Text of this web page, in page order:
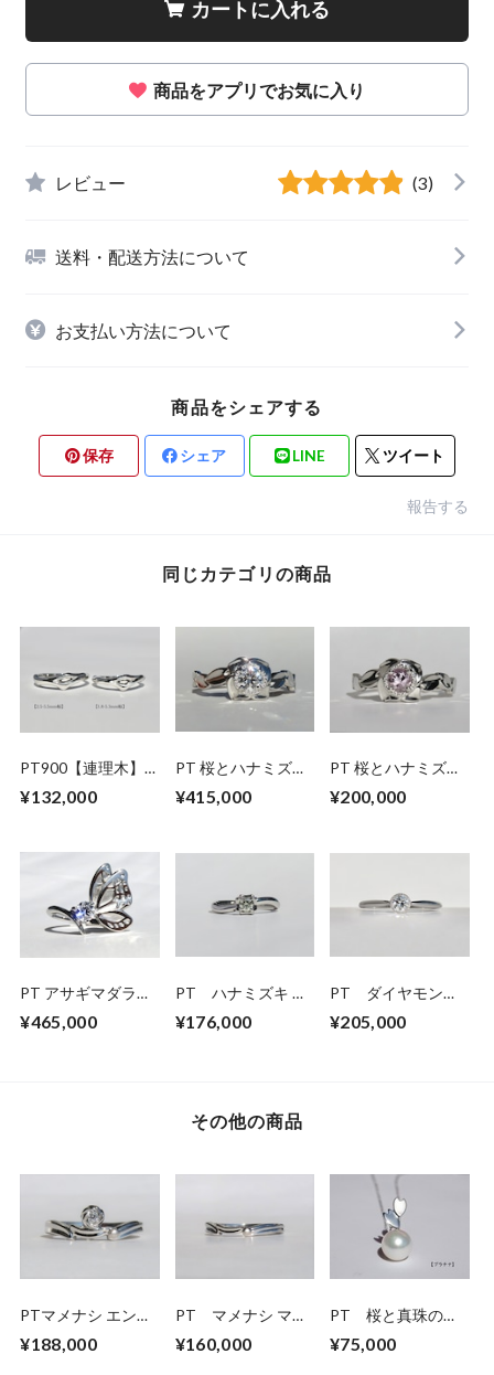
カートに入れる
商品をアプリでお気に入り
レビュー (3)
送料・配送方法について
お支払い方法について
商品をシェアする
保存 シェア LINE ツイート
報告する
同じカテゴリの商品
PT900【連理木】
マリッジリング
¥132,000
PT 桜とハナミズキ
のダイヤモンドリン
グ
¥415,000
PT 桜とハナミズキ
のモルガナイトリン
グ
¥200,000
PT アサギマダラの
ダイヤモンドリング
¥465,000
PT ハナミズキ ダ
イヤモンドリング
(0.18ct)
¥176,000
PT ダイヤモンド
リング SE-ap
¥205,000
その他の商品
PTマメナシ エンゲ
ーリング
¥188,000
PT マメナシ マリ
¥160,000
PT 桜と真珠のペ
¥75,000